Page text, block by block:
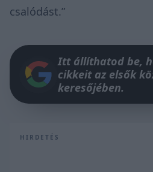
csalódást.”
Itt állíthatod be,
cikkeit az elsők
keresőjében.
HIRDETÉS